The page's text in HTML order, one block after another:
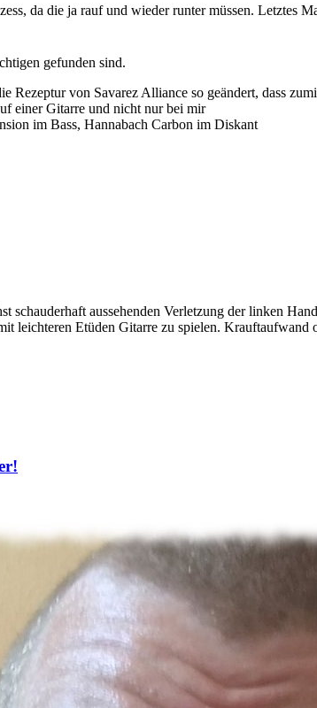
da die ja rauf und wieder runter müssen. Letztes
gefunden sind.
Rezeptur von Savarez Alliance so geändert, dass
einer Gitarre und nicht nur bei mir
im Bass, Hannabach Carbon im Diskant
schauderhaft aussehenden Verletzung der linken
leichteren Etüden Gitarre zu spielen. Krauftaufwand